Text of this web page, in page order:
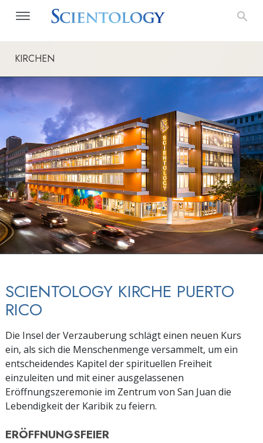
KIRCHEN
SCIENTOLOGY KIRCHE PUERTO
RICO
Die Insel der Verzauberung schlägt einen neuen Kurs
ein, als sich die Menschenmenge versammelt, um ein
entscheidendes Kapitel der spirituellen Freiheit
einzuleiten und mit einer ausgelassenen
Eröffnungszeremonie im Zentrum von San Juan die
Lebendigkeit der Karibik zu feiern.
ERÖFFNUNGSFEIER